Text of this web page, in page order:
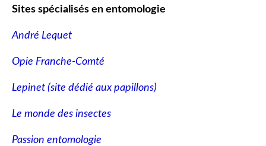
Sites spécialisés en entomologie
André Lequet
Opie Franche-Comté
Lepinet (site dédié aux papillons)
Le monde des insectes
Passion entomologie